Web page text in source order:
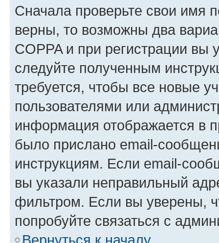
Сначала проверьте свои имя
верны, то возможны два
COPPA и при регистрации вы
следуйте полученным
требуется, чтобы все новые
пользователями или
информация отображается в
было прислано email-
инструкциям. Если email-
вы указали неправильный
фильтром. Если вы уверены,
попробуйте связаться с
Вернуться к началу